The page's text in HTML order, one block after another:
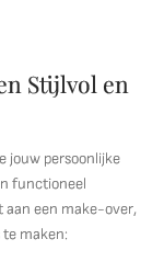
Stijlvol en
jouw persoonlijke
functioneel
aan een make-over,
maken: